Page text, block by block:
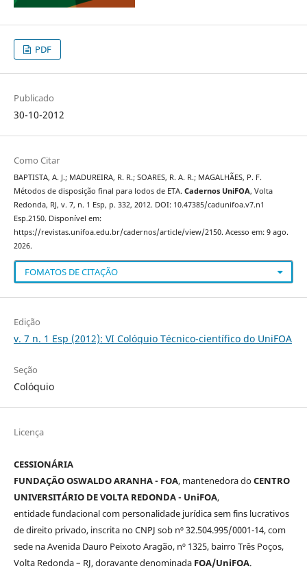
PDF
Publicado
30-10-2012
Como Citar
BAPTISTA, A. J.; MADUREIRA, R. R.; SOARES, R. A. R.; MAGALHÃES, P. F.
Métodos de disposição final para lodos de ETA. Cadernos UniFOA, Volta
Redonda, RJ, v. 7, n. 1 Esp, p. 332, 2012. DOI: 10.47385/cadunifoa.v7.n1
Esp.2150. Disponível em:
https://revistas.unifoa.edu.br/cadernos/article/view/2150. Acesso em: 9 ago.
2026.
FOMATOS DE CITAÇÃO
Edição
v. 7 n. 1 Esp (2012): VI Colóquio Técnico-científico do UniFOA
Seção
Colóquio
Licença
CESSIONÁRIA
FUNDAÇÃO OSWALDO ARANHA - FOA, mantenedora doCENTRO
UNIVERSITÁRIO DE VOLTA REDONDA - UniFOA,
entidade fundacional com personalidade jurídica sem fins lucrativos
de direito privado, inscrita no CNPJ sob nº 32.504.995/0001-14, com
sede na Avenida Dauro Peixoto Aragão, nº 1325, bairro Três Poços,
Volta Redonda – RJ, doravante denominada FOA/UniFOA.